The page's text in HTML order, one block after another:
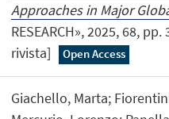
Approaches in Major
RESEARCH», 2025, 68,
rivista]
Open Access
Giachello, Marta;